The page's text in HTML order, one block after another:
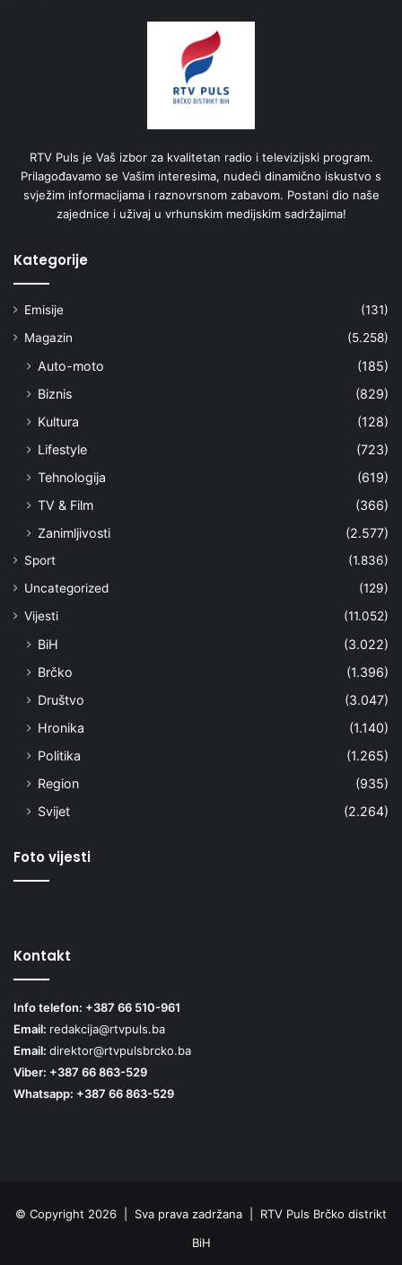
RTV Puls je Vaš izbor za kvalitetan radio i televizijski program.
Prilagođavamo se Vašim interesima, nudeći dinamično iskustvo s
svježim informacijama i raznovrsnom zabavom. Postani dio naše
zajednice i uživaj u vrhunskim medijskim sadržajima!
Kategorije
Emisije
(131)
Magazin
(5.258)
Auto-moto
(185)
Biznis
(829)
Kultura
(128)
Lifestyle
(723)
Tehnologija
(619)
TV & Film
(366)
Zanimljivosti
(2.577)
Sport
(1.836)
Uncategorized
(129)
Vijesti
(11.052)
BiH
(3.022)
Brčko
(1.396)
Društvo
(3.047)
Hronika
(1.140)
Politika
(1.265)
Region
(935)
Svijet
(2.264)
Foto vijesti
Kontakt
Info telefon: +387 66 510-961
Email: redakcija@rtvpuls.ba
Email: direktor@rtvpulsbrcko.ba
Viber: +387 66 863-529
Whatsapp: +387 66 863-529
© Copyright 2026 | Sva prava zadržana | RTV Puls Brčko distrikt
BiH